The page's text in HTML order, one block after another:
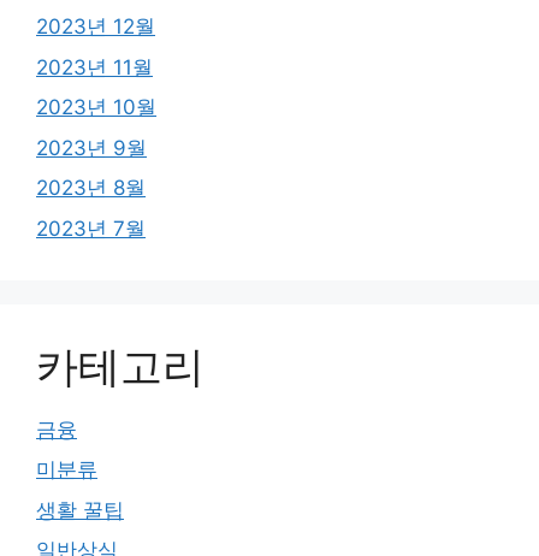
2023년 12월
2023년 11월
2023년 10월
2023년 9월
2023년 8월
2023년 7월
카테고리
금융
미분류
생활 꿀팁
일반상식